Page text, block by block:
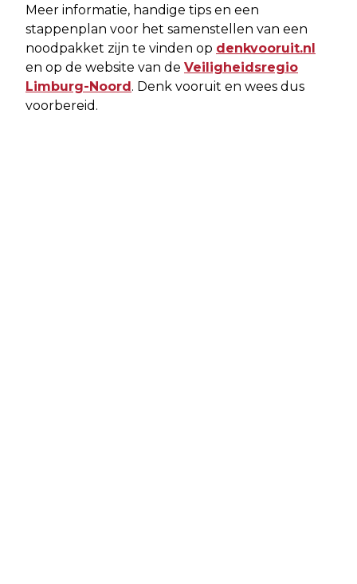
Meer informatie, handige tips en een
stappenplan voor het samenstellen van een
noodpakket zijn te vinden op denkvooruit.nl
en op de website van de Veiligheidsregio
Limburg-Noord. Denk vooruit en wees dus
voorbereid.